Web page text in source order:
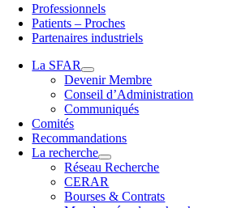
Professionnels
Patients – Proches
Partenaires industriels
La SFAR
Devenir Membre
Conseil d’Administration
Communiqués
Comités
Recommandations
La recherche
Réseau Recherche
CERAR
Bourses & Contrats